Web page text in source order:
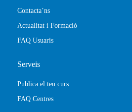
Contacta’ns
Actualitat i Formació
FAQ Usuaris
Serveis
Publica el teu curs
FAQ Centres